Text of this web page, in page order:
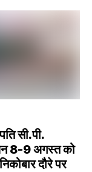
सी.पी.
8-9 अगस्त को
दौरे पर